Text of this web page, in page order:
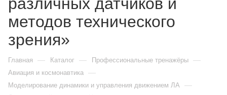
методов технического
зрения»
Главная — Каталог — Профессиональные тренажёры —
Авиация и космонавтика —
Моделирование динамики и управления движением ЛА —